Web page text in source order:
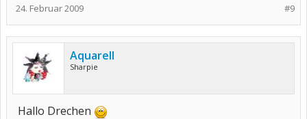
#9
24. Februar 2009
Aquarell
Sharpie
Hallo Drechen